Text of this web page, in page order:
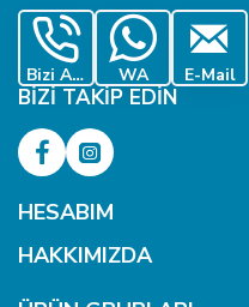
Bizi Ara WA E-Mail
BIZI TAKIP EDIN
HESABIM
HAKKIMIZDA